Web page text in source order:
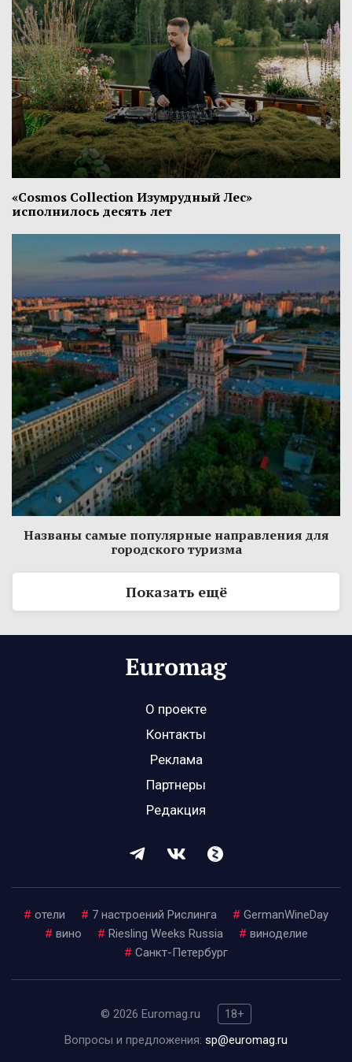
«Cosmos Collection Изумрудный Лес»
исполнилось десять лет
Названы самые популярные направления для
городского туризма
Показать ещё
О проекте
Контакты
Реклама
Партнеры
Редакция
# отели # 7 настроений Рислинга # GermanWineDay
# вино # Riesling Weeks Russia # виноделие
# Санкт-Петербург
© 2026 Euromag.ru
18+
Вопросы и предложения: sp@euromag.ru